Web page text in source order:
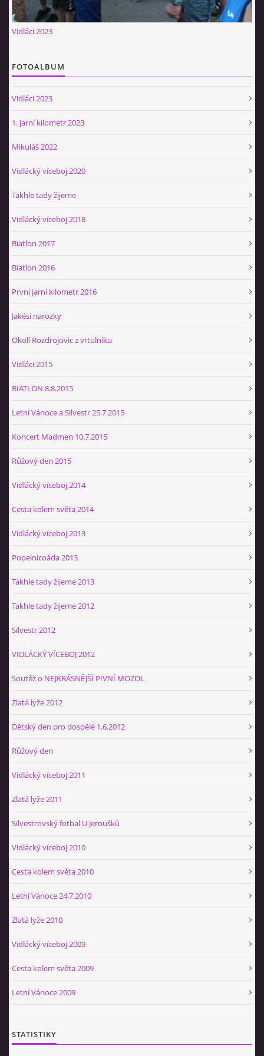
Občerstvovna U Jeroušků
723 317 805
© 2026 eStránky.cz
|
Vidláci 2023
FOTOALBUM
Vidláci 2023
1. jarní kilometr 2023
Mikuláš 2022
Vidlácký víceboj 2020
Takhle tady žijeme
Vidlácký víceboj 2018
Biatlon 2017
Biatlon 2016
První jarní kilometr 2016
Jakési narozky
Okolí Rozdrojovic z vrtulníku
Vidláci 2015
BIATLON 8.8.2015
Letní Vánoce a Silvestr 25.7.2015
Koncert Madmen 10.7.2015
Růžový den 2015
Vidlácký víceboj 2014
Cesta kolem světa 2014
Vidlácký víceboj 2013
Popelnicoáda 2013
Takhle tady žijeme 2013
Takhle tady žijeme 2012
Silvestr 2012
VIDLÁCKÝ VÍCEBOJ 2012
Soutěž o NEJKRÁSNĚJŠÍ PIVNÍ MOZOL
Zlatá lyže 2012
Dětský den pro dospělé 1.6.2012
Růžový den
Vidlácký víceboj 2011
Zlatá lyže 2011
Silvestrovský fotbal U Jeroušků
Vidlácký víceboj 2010
Cesta kolem světa 2010
Letní Vánoce 24.7.2010
Zlatá lyže 2010
Vidlácký víceboj 2009
Cesta kolem světa 2009
Letní Vánoce 2009
STATISTIKY